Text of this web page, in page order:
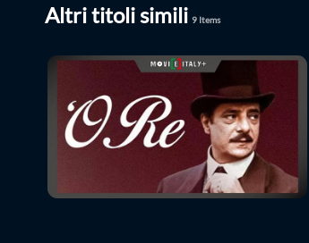
Altri titoli simili 9 Items